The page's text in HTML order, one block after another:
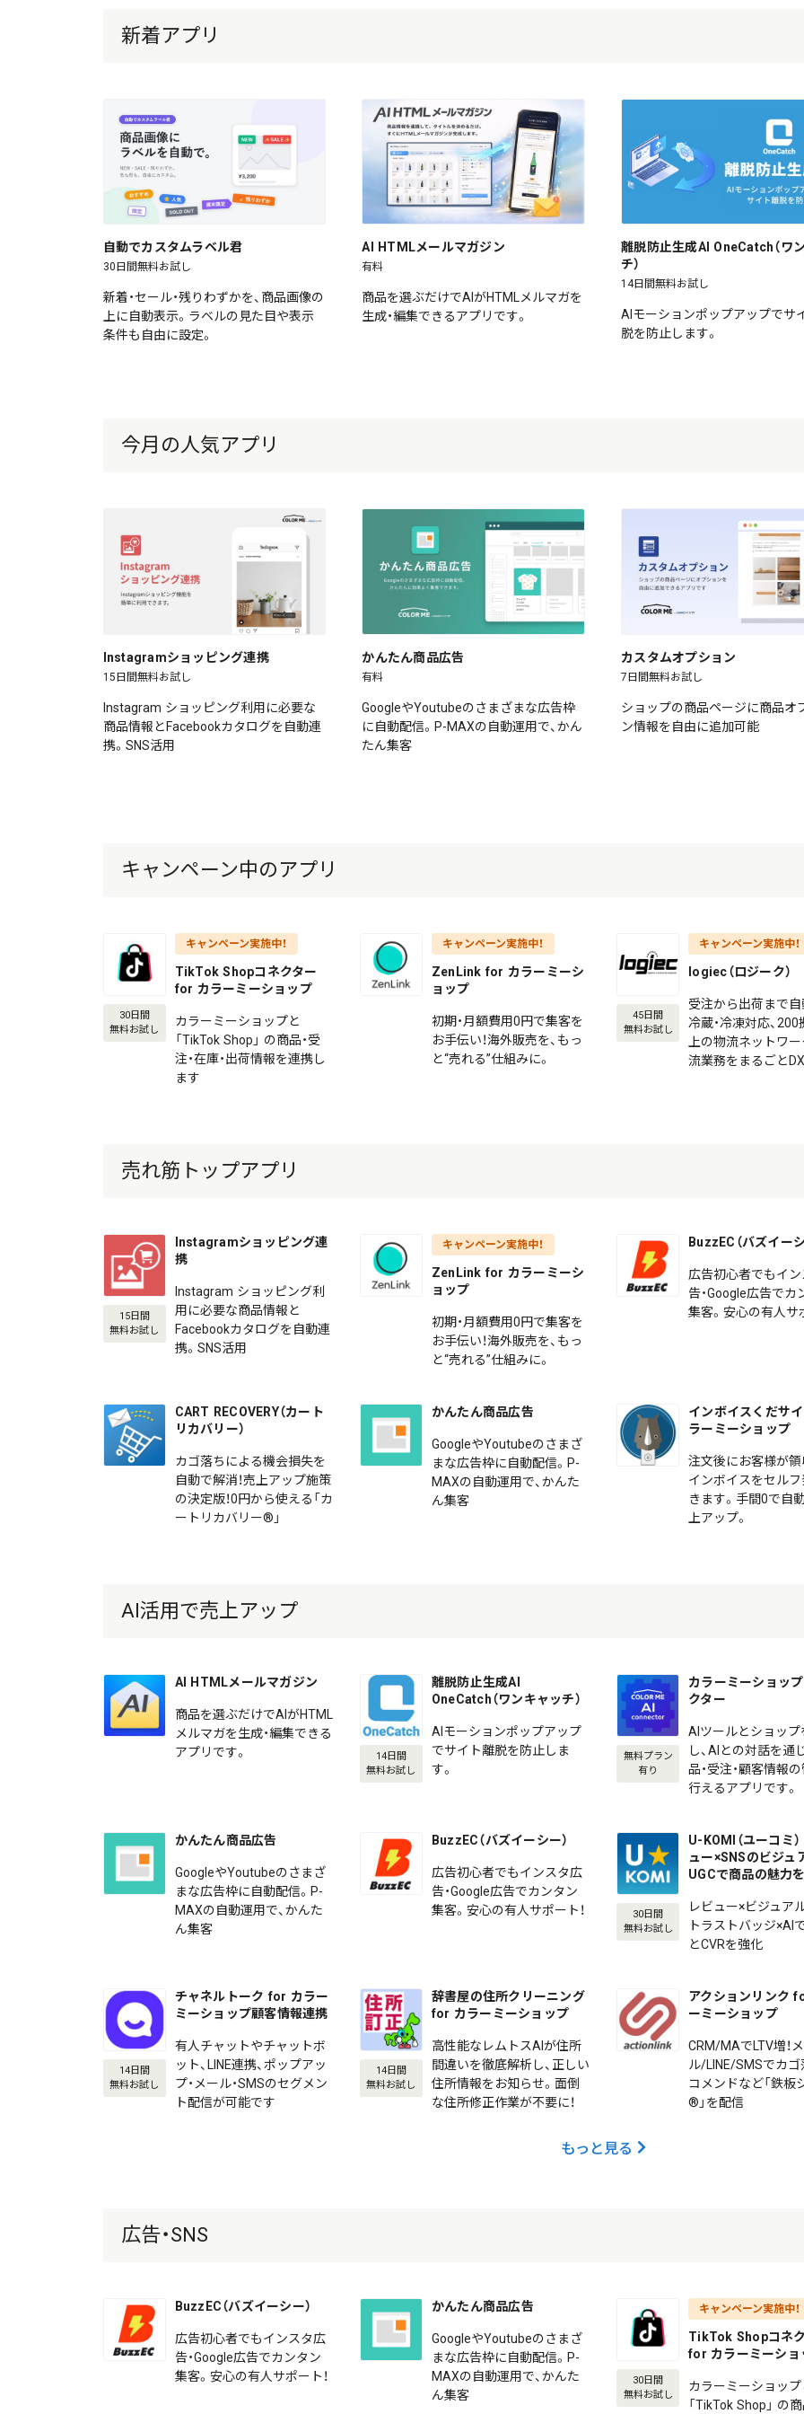
新着アプリ
自動でカスタムラベル君
30日間無料お試し
新着・セール・残りわずかを、商品画像の
上に自動表示。ラベルの見た目や表示
条件も自由に設定。
AI HTMLメールマガジン
有料
商品を選ぶだけでAIがHTMLメルマガを
生成・編集できるアプリです。
離脱防止生成AI OneCatch（ワ
チ）
14日間無料お試し
AIモーションポップアップでサ
脱を防止します。
今月の人気アプリ
Instagramショッピング連携
15日間無料お試し
Instagram ショッピング利用に必要な
商品情報とFacebookカタログを自動連
携。SNS活用
かんたん商品広告
有料
GoogleやYoutubeのさまざまな広告枠
に自動配信。P-MAXの自動運用で、かん
たん集客
カスタムオプション
7日間無料お試し
ショップの商品ページに商品オ
ン情報を自由に追加可能
キャンペーン中のアプリ
30日間
無料お試し
キャンペーン実施中！
TikTok Shopコネクター
for カラーミーショップ
カラーミーショップと
「TikTok Shop」 の商品・受
注・在庫・出荷情報を連携し
ます
キャンペーン実施中！
ZenLink for カラーミーシ
ョップ
初期・月額費用0円で集客を
お手伝い！海外販売を、もっ
と“売れる”仕組みに。
45日間
無料お試し
キャンペーン実施中！
logiec（ロジーク）
受注から出荷まで自
冷蔵・冷凍対応、200
上の物流ネットワ
流業務をまるごとDX
売れ筋トップアプリ
15日間
無料お試し
Instagramショッピング連
携
Instagram ショッピング利
用に必要な商品情報と
Facebookカタログを自動連
携。SNS活用
キャンペーン実施中！
ZenLink for カラーミーシ
ョップ
初期・月額費用0円で集客を
お手伝い！海外販売を、もっ
と“売れる”仕組みに。
BuzzEC（バズイーシ
広告初心者でもイ
告・Google広告でカ
集客。安心の有人サ
CART RECOVERY（カート
リカバリー）
カゴ落ちによる機会損失を
自動で解消！売上アップ施策
の決定版！0円から使える「カ
ートリカバリー®」
かんたん商品広告
GoogleやYoutubeのさまざ
まな広告枠に自動配信。P-
MAXの自動運用で、かんた
ん集客
インボイスくだサ
ラーミーショップ
注文後にお客様が領
インボイスをセルフ
きます。手間0で自
上アップ。
AI活用で売上アップ
AI HTMLメールマガジン
商品を選ぶだけでAIがHTML
メルマガを生成・編集できる
アプリです。
14日間
無料お試し
離脱防止生成AI
OneCatch（ワンキャッチ）
AIモーションポップアップ
でサイト離脱を防止しま
す。
無料プラン
有り
カラーミーショッ
クター
AIツールとショップ
し、AIとの対話を通
品・受注・顧客情報
行えるアプリです。
かんたん商品広告
GoogleやYoutubeのさまざ
まな広告枠に自動配信。P-
MAXの自動運用で、かんた
ん集客
BuzzEC（バズイーシー）
広告初心者でもインスタ広
告・Google広告でカンタン
集客。安心の有人サポート！
30日間
無料お試し
U-KOMI（ユーコミ
ュー×SNSのビジュ
UGCで商品の魅力
レビュー×ビジュア
トラストバッジ×AI
とCVRを強化
14日間
無料お試し
チャネルトーク for カラー
ミーショップ顧客情報連携
有人チャットやチャットボ
ット、LINE連携、ポップアッ
プ・メール・SMSのセグメン
ト配信が可能です
14日間
無料お試し
辞書屋の住所クリーニング
for カラーミーショップ
高性能なレムトスAIが住所
間違いを徹底解析し、正しい
住所情報をお知らせ。面倒
な住所修正作業が不要に！
アクションリンク
ーミーショップ
CRM/MAでLTV増！
ル/LINE/SMSでカ
コメンドなど「鉄板
®」を配信
もっと見る
広告・SNS
BuzzEC（バズイーシー）
広告初心者でもインスタ広
告・Google広告でカンタン
集客。安心の有人サポート！
かんたん商品広告
GoogleやYoutubeのさまざ
まな広告枠に自動配信。P-
MAXの自動運用で、かんた
ん集客
30日間
無料お試し
キャンペーン実施中！
TikTok Shopコネ
for カラーミーショ
カラーミーショップ
「TikTok Shop」 の商